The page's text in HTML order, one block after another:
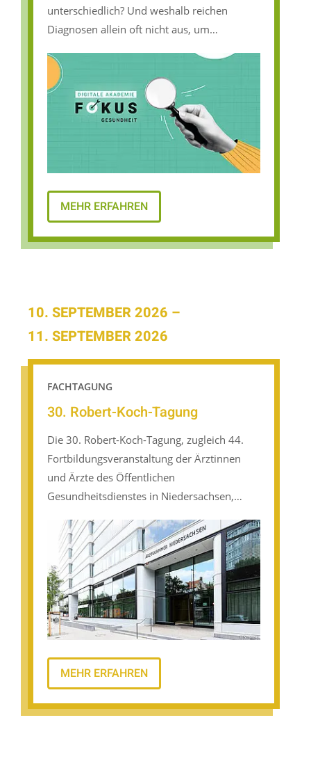
unterschiedlich? Und weshalb reichen
Diagnosen allein oft nicht aus, um
Teilhabemöglichkeiten zu verstehen?
MEHR ERFAHREN
10. SEPTEMBER 2026 –
11. SEPTEMBER 2026
FACHTAGUNG
30. Robert-Koch-Tagung
Die 30. Robert-Koch-Tagung, zugleich 44.
Fortbildungsveranstaltung der Ärztinnen
und Ärzte des Öffentlichen
Gesundheitsdienstes in Niedersachsen,
Tätigkeitsbereichen des öffentlichen
Gesundheitsdienstes.
MEHR ERFAHREN